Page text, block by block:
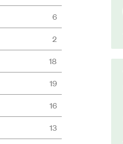
6
2
18
19
16
13